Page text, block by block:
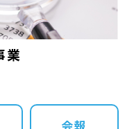
業
会報